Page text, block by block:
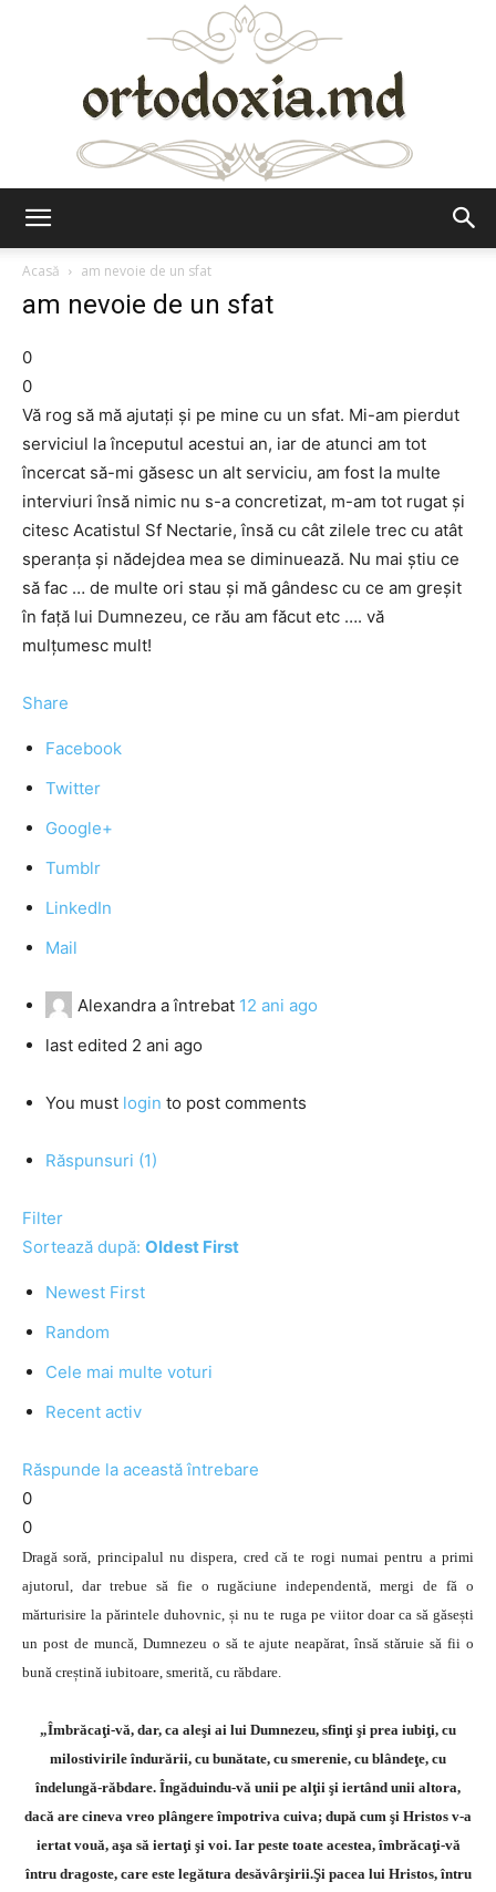
Acasă
am nevoie de un sfat
am nevoie de un sfat
0
0
Vă rog să mă ajutați și pe mine cu un sfat. Mi-am pierdut
serviciul la începutul acestui an, iar de atunci am tot
încercat să-mi găsesc un alt serviciu, am fost la multe
interviuri însă nimic nu s-a concretizat, m-am tot rugat și
citesc Acatistul Sf Nectarie, însă cu cât zilele trec cu atât
speranța și nădejdea mea se diminuează. Nu mai știu ce
să fac … de multe ori stau și mă gândesc cu ce am greșit
în față lui Dumnezeu, ce rău am făcut etc …. vă
mulțumesc mult!
Share
Facebook
Twitter
Google+
Tumblr
LinkedIn
Mail
Alexandra a întrebat 12 ani ago
last edited 2 ani ago
You must login to post comments
Răspunsuri (1)
Filter
Sortează după: Oldest First
Newest First
Random
Cele mai multe voturi
Recent activ
Răspunde la această întrebare
0
0
Dragă soră, principalul nu dispera, cred că te rogi numai pentru a primi
ajutorul, dar trebue să fie o rugăciune independentă, mergi de fă o
mărturisire la părintele duhovnic, și nu te ruga pe viitor doar ca să găsești
un post de muncă, Dumnezeu o să te ajute neapărat, însă stăruie să fii o
bună creștină iubitoare, smerită, cu răbdare.
„Îmbrăcaţi-vă, dar, ca aleşi ai lui Dumnezeu, sfinţi şi prea iubiţi, cu
milostivirile îndurării, cu bunătate, cu smerenie, cu blândeţe, cu
îndelungă-răbdare. Îngăduindu-vă unii pe alţii şi iertând unii altora,
dacă are cineva vreo plângere împotriva cuiva; după cum şi Hristos v-a
iertat vouă, aşa să iertaţi şi voi. Iar peste toate acestea, îmbrăcaţi-vă
întru dragoste, care este legătura desăvârşirii.Şi pacea lui Hristos, întru